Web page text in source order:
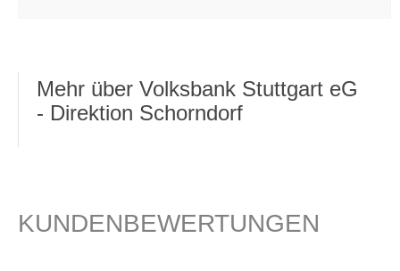
Mehr über Volksbank Stuttgart eG
- Direktion Schorndorf
KUNDENBEWERTUNGEN